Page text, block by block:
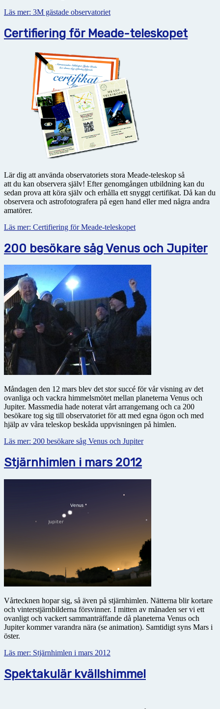
Läs mer: 3M gästade observatoriet
Certifiering för Meade-teleskopet
Lär dig att använda observatoriets stora Meade-teleskop så
att du kan observera själv! Efter genomgången utbildning kan du
sedan prova att köra själv och erhålla ett snyggt certifikat. Då kan du
observera och astrofotografera på egen hand eller med några andra
amatörer.
Läs mer: Certifiering för Meade-teleskopet
200 besökare såg Venus och Jupiter
Måndagen den 12 mars blev det stor succé för vår visning av det
ovanliga och vackra himmelsmötet mellan planeterna Venus och
Jupiter. Massmedia hade noterat vårt arrangemang och ca 200
besökare tog sig till observatoriet för att med egna ögon och med
hjälp av våra teleskop beskåda uppvisningen på himlen.
Läs mer: 200 besökare såg Venus och Jupiter
Stjärnhimlen i mars 2012
Vårtecknen hopar sig, så även på stjärnhimlen. Nätterna blir kortare
och vinterstjärnbilderna försvinner. I mitten av månaden ser vi ett
ovanligt och vackert sammanträffande då planeterna Venus och
Jupiter kommer varandra nära (se animation). Samtidigt syns Mars i
öster.
Läs mer: Stjärnhimlen i mars 2012
Spektakulär kvällshimmel